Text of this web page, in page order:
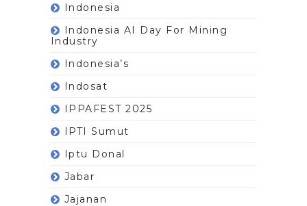
Indonesia
Indonesia AI Day For Mining
Industry
Indonesia’s
Indosat
IPPAFEST 2025
IPTI Sumut
Iptu Donal
Jabar
Jajanan